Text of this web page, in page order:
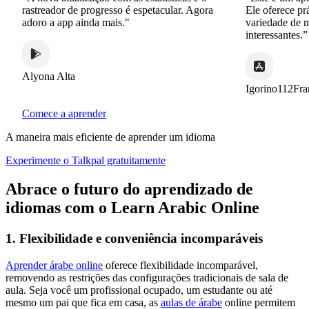
rastreador de progresso é espetacular. Agora
adoro a app ainda mais."
Alyona Alta
Ele oferece
variedade de
interessantes.”
Igorino112France
Comece a aprender
A maneira mais eficiente de aprender um idioma
Experimente o Talkpal gratuitamente
Abrace o futuro do aprendizado de
idiomas com o Learn Arabic Online
1. Flexibilidade e conveniência incomparáveis
Aprender árabe online oferece flexibilidade incomparável,
removendo as restrições das configurações tradicionais de sala de
aula. Seja você um profissional ocupado, um estudante ou até
mesmo um pai que fica em casa, as aulas de árabe online permitem